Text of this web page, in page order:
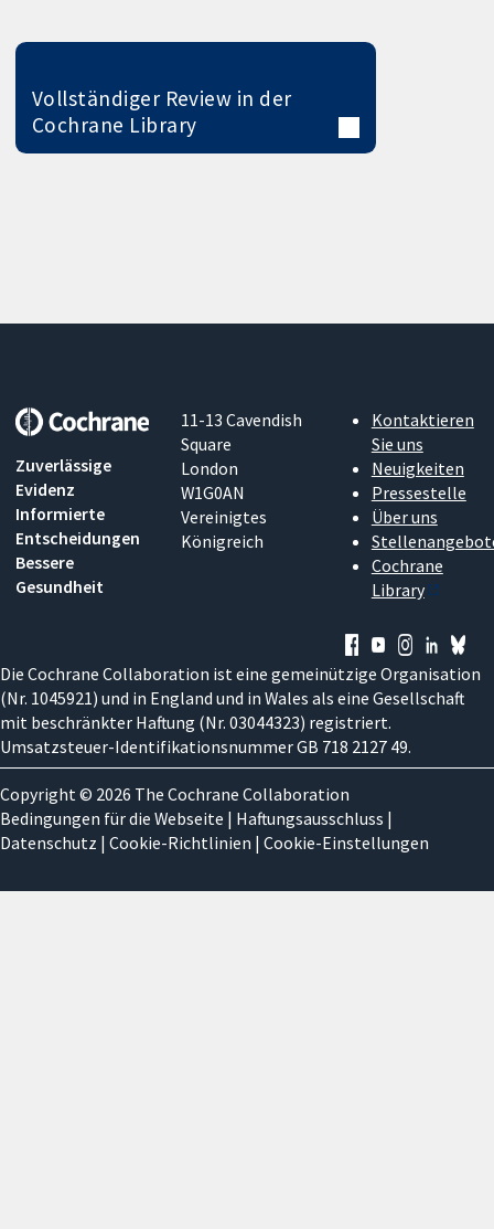
Vollständiger Review in der
Cochrane Library
Zuverlässige
Evidenz
Informierte
Entscheidungen
Bessere
Gesundheit
11-13 Cavendish
Square
London
W1G0AN
Vereinigtes
Königreich
Kontaktieren
Sie uns
Neuigkeiten
Pressestelle
Über uns
Cochrane
Library
Die Cochrane Collaboration ist eine gemeinützige Organisation
(Nr. 1045921) und in England und in Wales als eine Gesellschaft
mit beschränkter Haftung (Nr. 03044323) registriert.
Umsatzsteuer-Identifikationsnummer GB 718 2127 49.
Copyright © 2026 The Cochrane Collaboration
Bedingungen für die Webseite | Haftungsausschluss |
Datenschutz | Cookie-Richtlinien | Cookie-Einstellungen